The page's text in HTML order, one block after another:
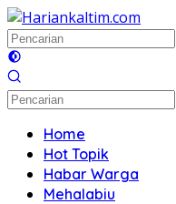
Langsung
ke
konten
Home
Hot Topik
Habar Warga
Mehalabiu